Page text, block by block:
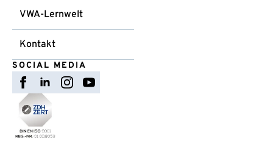
VWA-Lernwelt
Kontakt
SOCIAL MEDIA